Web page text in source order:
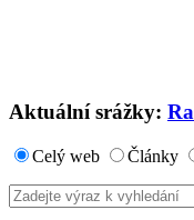
Aktuální srážky:
Celý web Články